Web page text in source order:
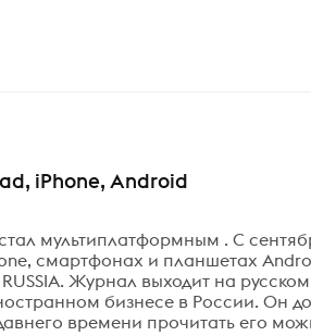
iPhone, Android
мультиплатформным . С
смартфонах и планшетах
Журнал выходит на
бизнесе в России. Он
времени прочитать его